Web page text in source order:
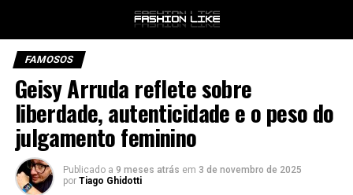
FAMOSOS
Geisy Arruda reflete sobre
liberdade, autenticidade e o peso do
julgamento feminino
Publicado a 9 meses atrás em 3 de novembro de 2025
por Tiago Ghidotti